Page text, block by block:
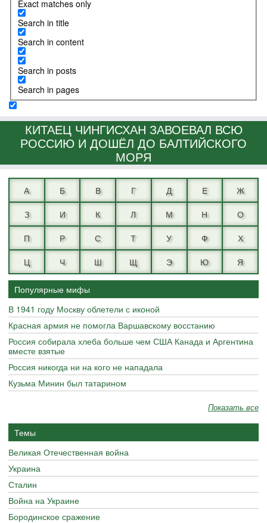
Exact matches only
Search in title
Search in content
Search in posts
Search in pages
КИТАЕЦ ЧИНГИСХАН ЗАВОЕВАЛ ВСЮ
РОССИЮ И ДОШЁЛ ДО БАЛТИЙСКОГО
МОРЯ
А Б В Г Д Е
Ж
З
И К Л М Н
О
П
Р С Т У Ф
Х
Ц
Ч Ш Щ Э Ю Я
Популярные мифы
В 1941 году Москву облетели с иконой
Красная армия не помогла Варшавскому восстанию
Россия собирала хлеба больше чем США Канада и Аргентина
вместе взятые
Россия никогда ни на кого не нападала
Кузьма Минин был татарином
Показать все
Темы
Великая Отечественная война
Украина
Сталин
Война на Украине
Бородинское сражение